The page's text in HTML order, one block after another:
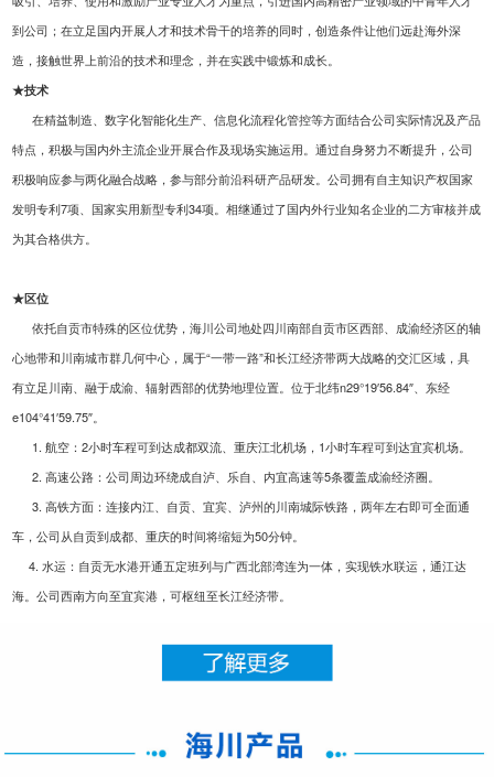
到公司；在立足国内开展人才和技术骨干的培养的同时，创造条件让他们远赴海外深
造，接触世界上前沿的技术和理念，并在实践中锻炼和成长。
★技术
在精益制造、数字化智能化生产、信息化流程化管控等方面结合公司实际情况及产品
特点，积极与国内外主流企业开展合作及现场实施运用。通过自身努力不断提升，公司
积极响应参与两化融合战略，参与部分前沿科研产品研发。公司拥有自主知识产权国家
发明专利7项、国家实用新型专利34项。相继通过了国内外行业知名企业的二方审核并成
为其合格供方。
★区位
依托自贡市特殊的区位优势，海川公司地处四川南部自贡市区西部、成渝经济区的轴
心地带和川南城市群几何中心，属于“一带一路”和长江经济带两大战略的交汇区域，具
有立足川南、融于成渝、辐射西部的优势地理位置。位于北纬n29°19′56.84″、东经
e104°41′59.75″。
1. 航空：2小时车程可到达成都双流、重庆江北机场，1小时车程可到达宜宾机场。
2. 高速公路：公司周边环绕成自泸、乐自、内宜高速等5条覆盖成渝经济圈。
3. 高铁方面：连接内江、自贡、宜宾、泸州的川南城际铁路，两年左右即可全面通
车，公司从自贡到成都、重庆的时间将缩短为50分钟。
4. 水运：自贡无水港开通五定班列与广西北部湾连为一体，实现铁水联运，通江达
海。公司西南方向至宜宾港，可枢纽至长江经济带。